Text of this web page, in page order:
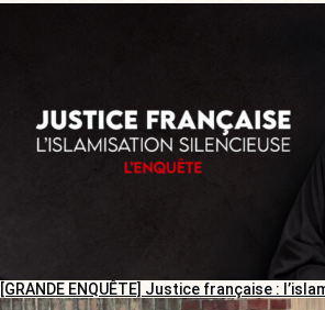
[GRANDE ENQUÊTE] Justice française :